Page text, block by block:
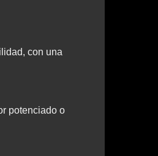
con una
potenciado o